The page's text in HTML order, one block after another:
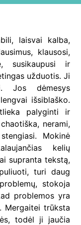
laisvai kalba,
klausosi,
susikaupusi ir
užduotis. Ji
Jos dėmesys
išsiblaško.
palyginti ir
nerami,
Mokinė
kelių
supranta tekstą,
turi daug
stokoja
problemos yra
Mergaitei trūksta
todėl ji jaučia